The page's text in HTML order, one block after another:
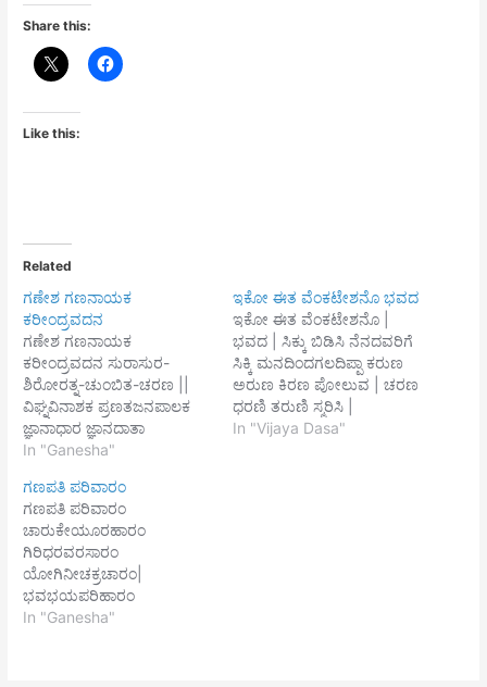
Share this:
Like this:
Related
ಗಣೇಶ ಗಣನಾಯಕ
ಕರೀಂದ್ರವದನ
ಗಣೇಶ ಗಣನಾಯಕ
ಕರೀಂದ್ರವದನ ಸುರಾಸುರ-
ಶಿರೋರತ್ನ-ಚುಂಬಿತ-ಚರಣ ||
ವಿಘ್ನವಿನಾಶಕ ಪ್ರಣತಜನಪಾಲಕ
ಜ್ಞಾನಾಧಾರ ಜ್ಞಾನದಾತಾ
ಮೂಷಿಕವಾಹನ || ಕುಮಾರ
ಸಿದ್ಧಿದಾತಾ ಏಕದಂತ ಗಣಪತಿ
ಮುನೀಂದ್ರವಂದನ || ತರುಣ-
ಅರುಣ ಕಾಂತಿ ನಾಶ ಪ್ರಭೋ
ಮನೋಭ್ರಾಂತಿ | ಅಜ್ಞಾನನಾಶಕ
ಮಮ ಮಾನಸರಂಜನ ||
In "Ganesha"
ಇಕೋ ಈತ ವೆಂಕಟೇಶನೊ ಭವದ
ಇಕೋ ಈತ ವೆಂಕಟೇಶನೊ |
ಭವದ | ಸಿಕ್ಕು ಬಿಡಿಸಿ ನೆನದವರಿಗೆ
ಸಿಕ್ಕಿ ಮನದಿಂದಗಲದಿಪ್ಪಾ ಕರುಣ
ಅರುಣ ಕಿರಣ ಪೋಲುವ | ಚರಣ
ಧರಣಿ ತರುಣಿ ಸ್ಮರಿಸಿ |
ಕರುಣಗಡಲಾ | ಧರಣಿಯಿಂದ
In "Vijaya Dasa"
ಗಣಪತಿ ಪರಿವಾರಂ
ಗಣಪತಿ ಪರಿವಾರಂ
ಚಾರುಕೇಯೂರಹಾರಂ
ಗಿರಿಧರವರಸಾರಂ
ಯೋಗಿನೀಚಕ್ರಚಾರಂ|
ಭವಭಯಪರಿಹಾರಂ
ದುಃಖದಾರಿದ್ರ್ಯದೂರಂ
In "Ganesha"